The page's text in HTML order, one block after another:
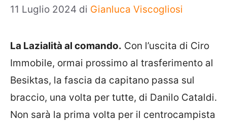
11 Luglio 2024 di Gianluca Viscogliosi
La Lazialità al comando. Con l’uscita di Ciro
Immobile, ormai prossimo al trasferimento al
Besiktas, la fascia da capitano passa sul
braccio, una volta per tutte, di Danilo Cataldi.
Non sarà la prima volta per il centrocampista